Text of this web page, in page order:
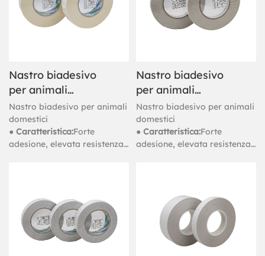
Nastro biadesivo
per animali
domestici da 120
mic a base di
solvente
Nastro biadesivo per animali
domestici
● Caratteristica:Forte
adesione, elevata resistenza
Nastro biadesivo
per animali
domestici da 150
mic a base di
solvente
Nastro biadesivo per animali
domestici
● Caratteristica:Forte
adesione, elevata resistenza